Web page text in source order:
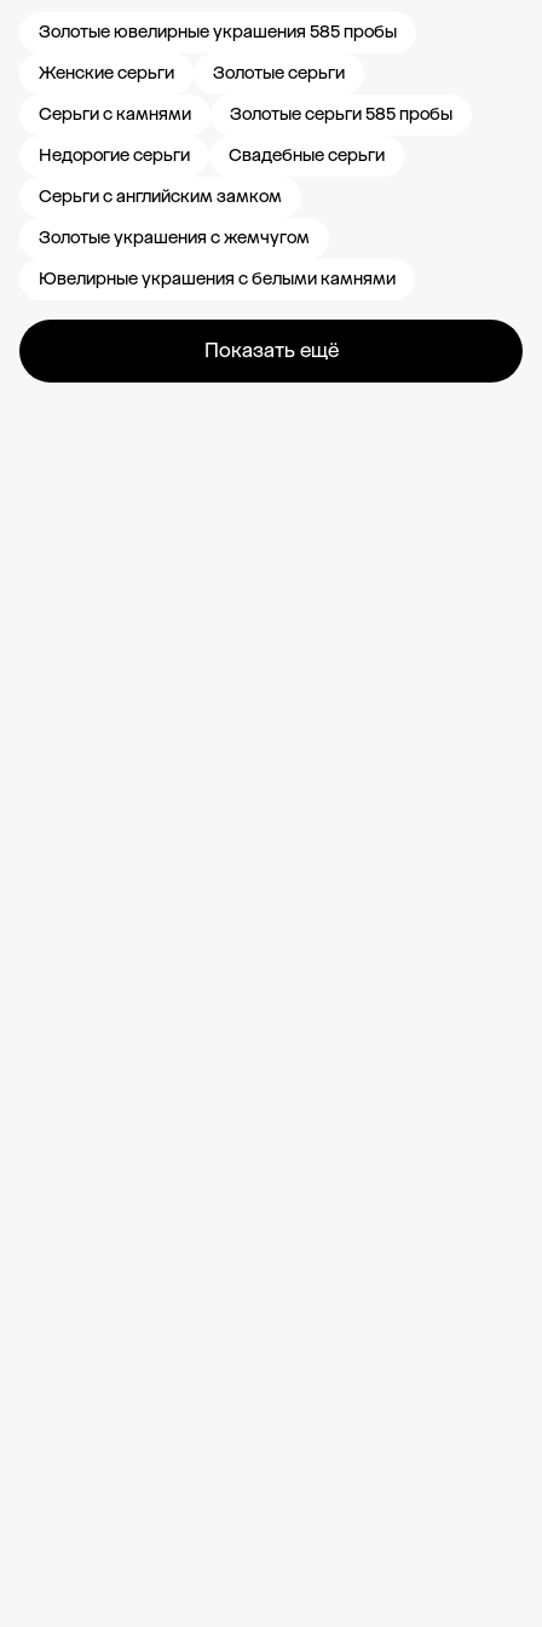
Золотые ювелирные украшения 585 пробы
Женские серьги
Золотые серьги
Серьги с камнями
Золотые серьги 585 пробы
Недорогие серьги
Свадебные серьги
Серьги с английским замком
Золотые украшения с жемчугом
Ювелирные украшения с белыми камнями
Показать ещё